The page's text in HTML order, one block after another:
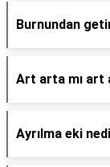
Burnundan
Art arta mı art
Ayrılma eki